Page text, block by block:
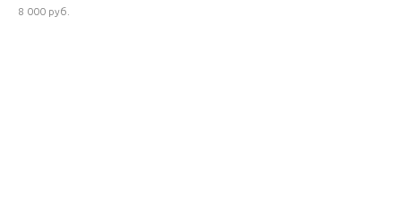
8 000 руб.